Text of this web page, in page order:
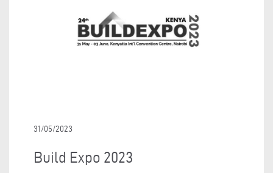
31/05/2023
Build Expo 2023